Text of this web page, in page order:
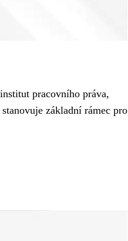
pracovního práva,
základní rámec pro